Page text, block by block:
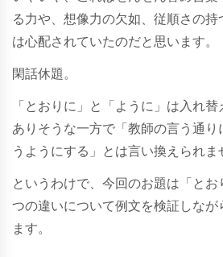
る力や、想像力の欠如、従順さの
は心配されていたのだと思います。
閑話休題。
「とおりに」と「ように」は入れ
ありそうな一方で 「教師の言う通
うようにする」とは言い換えられま
というわけで、今回のお題は「とお
つの違いについて例文を検証しなが
ます。